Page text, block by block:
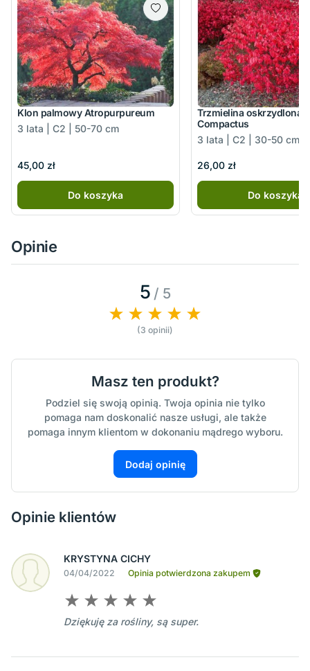
Klon palmowy Atropurpureum
3 lata | C2 | 50-70 cm
45,00 zł
Do koszyka
Trzmielina oskrzydlona
Compactus
3 lata | C2 | 30-50 cm
26,00 zł
Do koszyka
Opinie
5 / 5
(3 opinii)
Masz ten produkt?
Podziel się swoją opinią. Twoja opinia nie tylko
pomaga nam doskonalić nasze usługi, ale także
pomaga innym klientom w dokonaniu mądrego wyboru.
Dodaj opinię
Opinie klientów
KRYSTYNA CICHY
04/04/2022 Opinia potwierdzona zakupem
Dziękuję za rośliny, są super.